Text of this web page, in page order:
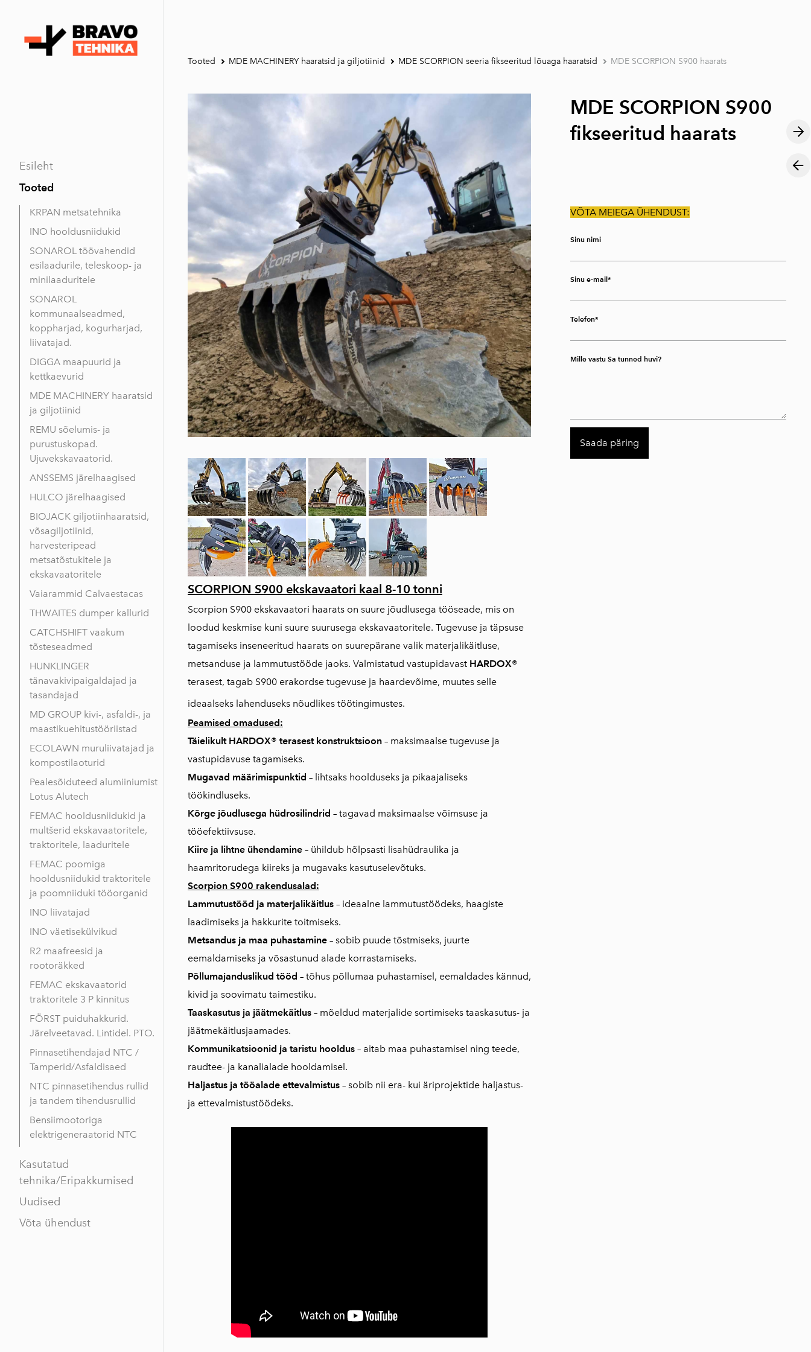
Esileht
Tooted
KRPAN metsatehnika
INO hooldusniidukid
SONAROL töövahendid
esilaadurile, teleskoop- ja
minilaaduritele
SONAROL
kommunaalseadmed,
koppharjad, kogurharjad,
liivatajad.
DIGGA maapuurid ja
kettkaevurid
MDE MACHINERY haaratsid
ja giljotiinid
REMU sõelumis- ja
purustuskopad.
Ujuvekskavaatorid.
ANSSEMS järelhaagised
HULCO järelhaagised
BIOJACK giljotiinhaaratsid,
võsagiljotiinid,
harvesteripead
metsatõstukitele ja
ekskavaatoritele
Vaiarammid Calvaestacas
THWAITES dumper kallurid
CATCHSHIFT vaakum
tõsteseadmed
HUNKLINGER
tänavakivipaigaldajad ja
tasandajad
MD GROUP kivi-, asfaldi-, ja
maastikuehitustööriistad
ECOLAWN muruliivatajad ja
kompostilaoturid
Pealesõiduteed alumiiniumist
Lotus Alutech
FEMAC hooldusniidukid ja
multšerid ekskavaatoritele,
traktoritele, laaduritele
FEMAC poomiga
hooldusniidukid traktoritele
ja poomniiduki tööorganid
INO liivatajad
INO väetisekülvikud
R2 maafreesid ja
rootoräkked
FEMAC ekskavaatorid
traktoritele 3 P kinnitus
FÖRST puiduhakkurid.
Järelveetavad. Lintidel. PTO.
Pinnasetihendajad NTC /
Tamperid/Asfaldisaed
NTC pinnasetihendus rullid
ja tandem tihendusrullid
Bensiimootoriga
elektrigeneraatorid NTC
Kasutatud
tehnika/Eripakkumised
Uudised
Võta ühendust
Tooted MDE MACHINERY haaratsid ja giljotiinid MDE SCORPION seeria fikseeritud lõuaga haaratsid MDE SCORPION S900 haarats
SCORPION S900 ekskavaatori kaal 8-10 tonni
Scorpion S900 ekskavaatori haarats on suure jõudlusega tööseade, mis on
loodud keskmise kuni suure suurusega ekskavaatoritele. Tugevuse ja täpsuse
tagamiseks inseneeritud haarats on suurepärane valik materjalikäitluse,
metsanduse ja lammutustööde jaoks. Valmistatud vastupidavast HARDOX®
terasest, tagab S900 erakordse tugevuse ja haardevõime, muutes selle
ideaalseks lahenduseks nõudlikes töötingimustes.
Peamised omadused:
Täielikult HARDOX® terasest konstruktsioon – maksimaalse tugevuse ja
vastupidavuse tagamiseks.
Mugavad määrimispunktid – lihtsaks hoolduseks ja pikaajaliseks
töökindluseks.
Kõrge jõudlusega hüdrosilindrid – tagavad maksimaalse võimsuse ja
tööefektiivsuse.
Kiire ja lihtne ühendamine – ühildub hõlpsasti lisahüdraulika ja
haamritorudega kiireks ja mugavaks kasutuselevõtuks.
Scorpion S900 rakendusalad:
Lammutustööd ja materjalikäitlus – ideaalne lammutustöödeks, haagiste
laadimiseks ja hakkurite toitmiseks.
Metsandus ja maa puhastamine – sobib puude tõstmiseks, juurte
eemaldamiseks ja võsastunud alade korrastamiseks.
Põllumajanduslikud tööd – tõhus põllumaa puhastamisel, eemaldades kännud,
kivid ja soovimatu taimestiku.
Taaskasutus ja jäätmekäitlus – mõeldud materjalide sortimiseks taaskasutus- ja
jäätmekäitlusjaamades.
Kommunikatsioonid ja taristu hooldus – aitab maa puhastamisel ning teede,
raudtee- ja kanalialade hooldamisel.
Haljastus ja tööalade ettevalmistus – sobib nii era- kui äriprojektide haljastus-
ja ettevalmistustöödeks.
MDE SCORPION S900
fikseeritud haarats
VÕTA MEIEGA ÜHENDUST:
Sinu nimi
Sinu e-mail
Telefon
Mille vastu Sa tunned huvi?